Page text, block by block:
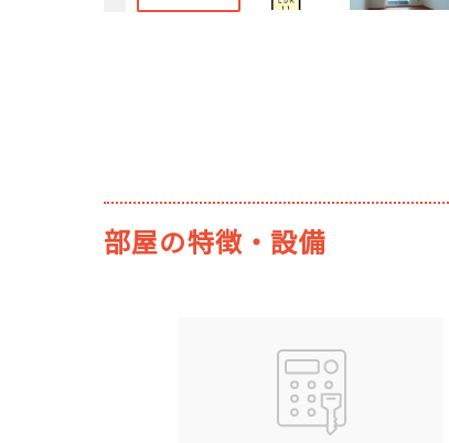
部屋の特徴・設備